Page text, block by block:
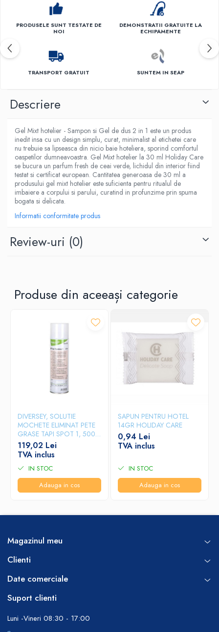
PRODUSELE SUNT TESTATE DE
NOI
DEMONSTRATII GRATUITE LA
ECHIPAMENTE
TRANSPORT GRATUIT SUNTEM IN SEAP
Descriere
Gel Mixt hotelier - Sampon si Gel de dus 2 in 1 este un produs
inedit insa cu un design simplu, curat, minimalist al etichetei care
nu trebuie sa lipseasca din nicio baie hoteliera, sporind comfortul
oaspetilor dumneavoastra. Gel Mixt hotelier la 30 ml Holiday Care
se bucura un parfum fresh de ceai verde, lichidul din interior fiind
testat si certificat european. Cantitatea generoasa de 30 ml a
produsului gel mixt hotelier este suficienta pentru ritualul de
imbaiere a corpului si parului, curatind in profunzime prin spuma
bogata si delicata.
Informatii conformitate produs
Review-uri (0)
Produse din aceeași categorie
DIVERSEY, SOLUTIE
MOCHETE ELIMINAT PETE
GRASE TAPI SPOT 1, 500
ML
119,02 Lei
TVA inclus
IN STOC
Adauga in cos
SAPUN PENTRU HOTEL
14GR HOLIDAY CARE
0,94 Lei
TVA inclus
IN STOC
Adauga in cos
Magazinul meu
Clienti
Date comerciale
Suport clienti
Luni -Vineri 08:30 - 17:00